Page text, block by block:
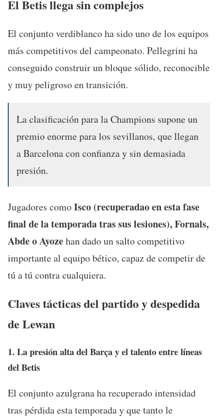
El Betis llega sin complejos
El conjunto verdiblanco ha sido uno de los equipos
más competitivos del campeonato. Pellegrini ha
conseguido construir un bloque sólido, reconocible
y muy peligroso en transición.
La clasificación para la Champions supone un
premio enorme para los sevillanos, que llegan
a Barcelona con confianza y sin demasiada
presión.
Jugadores comoIsco (recuperadao en esta fase
final de la temporada tras sus lesiones), Fornals,
Abde o Ayozehan dado un salto competitivo
importante al equipo bético, capaz de competir de
tú a tú contra cualquiera.
Claves tácticas del partido y despedida
de Lewan
1. La presión alta del Barça y el talento entre líneas
del Betis
El conjunto azulgrana ha recuperado intensidad
tras pérdida esta temporada y que tanto le